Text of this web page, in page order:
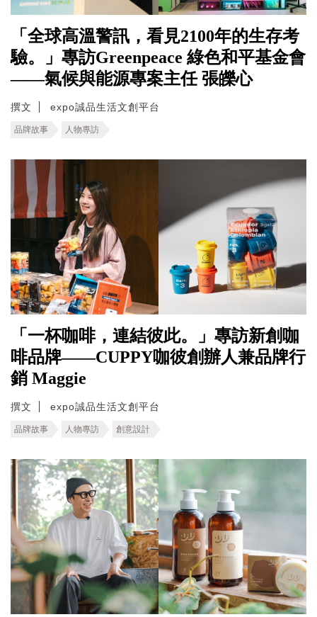
「全球高溫警訊，看見2100年的生存考
驗。」專訪Greenpeace 綠色和平基金會
——氣候與能源專案主任 張皪心
撰文 expo誠品生活文創平台
品牌故事 人物專訪
「一杯咖啡，連結彼此。」專訪新創咖
啡品牌——CUPPY咖彼創辦人兼品牌行
銷 Maggie
撰文 expo誠品生活文創平台
品牌故事 人物專訪 創意設計